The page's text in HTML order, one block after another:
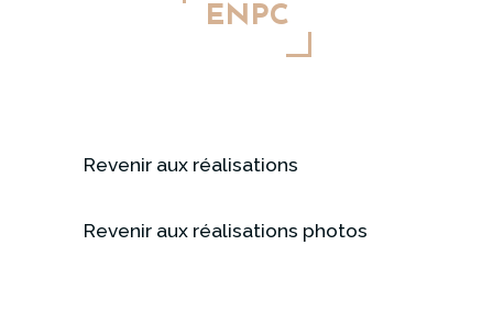
ENPC
Revenir aux réalisations
Revenir aux réalisations photos